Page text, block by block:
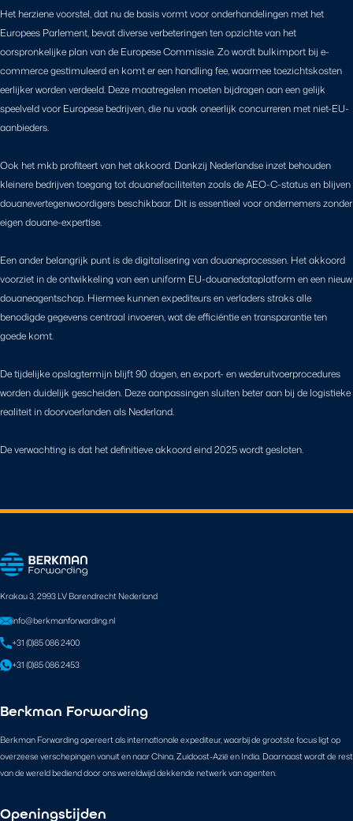
Het herziene voorstel, dat nu de basis vormt voor onderhandelingen met het
Europees Parlement, bevat diverse verbeteringen ten opzichte van het
oorspronkelijke plan van de Europese Commissie. Zo wordt bulkimport bij e-
commerce gestimuleerd en komt er een handling fee, waarmee toezichtskosten
eerlijker worden verdeeld. Deze maatregelen moeten bijdragen aan een gelijk
speelveld voor Europese bedrijven, die nu vaak oneerlijk concurreren met niet-EU-
aanbieders.
Ook het mkb profiteert van het akkoord. Dankzij Nederlandse inzet behouden
kleinere bedrijven toegang tot douanefaciliteiten zoals de AEO-C-status en blijven
douanevertegenwoordigers beschikbaar. Dit is essentieel voor ondernemers zonder
eigen douane-expertise.
Een ander belangrijk punt is de digitalisering van douaneprocessen. Het akkoord
voorziet in de ontwikkeling van een uniform EU-douanedataplatform en een nieuw
douaneagentschap. Hiermee kunnen expediteurs en verladers straks alle
benodigde gegevens centraal invoeren, wat de efficiëntie en transparantie ten
goede komt.
De tijdelijke opslagtermijn blijft 90 dagen, en export- en wederuitvoerprocedures
worden duidelijk gescheiden. Deze aanpassingen sluiten beter aan bij de logistieke
realiteit in doorvoerlanden als Nederland.
De verwachting is dat het definitieve akkoord eind 2025 wordt gesloten.
Krakau 3, 2993 LV Barendrecht Nederland
info@berkmanforwarding.nl
+31 (0)85 086 2400
+31 (0)85 086 2453
Berkman Forwarding
Berkman Forwarding opereert als internationale expediteur, waarbij de grootste focus ligt op
overzeese verschepingen vanuit en naar China, Zuidoost-Azië en India. Daarnaast wordt de rest
van de wereld bediend door ons wereldwijd dekkende netwerk van agenten.
Openingstijden